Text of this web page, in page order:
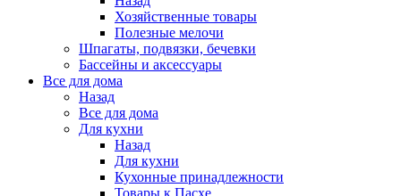
Хозяйственные товары
Полезные мелочи
Шпагаты, подвязки, бечевки
Бассейны и аксессуары
Все для дома
Назад
Все для дома
Для кухни
Назад
Для кухни
Кухонные принадлежности
Товары к Пасхе